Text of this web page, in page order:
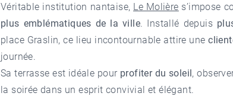
Véritable institution nantaise, Le Molière s’impose
plus emblématiques de la ville. Installé depuis
place Graslin, ce lieu incontournable attire une
journée.
Sa terrasse est idéale pour profiter du soleil,
la soirée dans un esprit convivial et élégant.